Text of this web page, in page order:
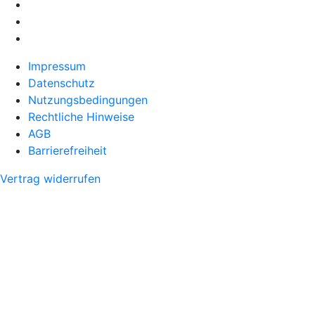
Impressum
Datenschutz
Nutzungsbedingungen
Rechtliche Hinweise
AGB
Barrierefreiheit
Vertrag widerrufen